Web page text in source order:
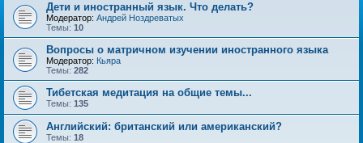
Дети и иностранный язык. Что делать?
Модератор: Андрей Ноздреватых
Темы: 10
Вопросы о матричном изучении иностранного языка
Модератор: Кьяра
Темы: 282
Тибетская медитация на общие темы...
Темы: 135
Английский: британский или американский?
Темы: 18